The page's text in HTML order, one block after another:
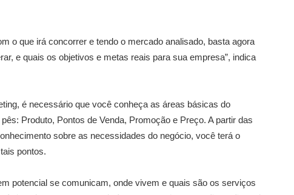
o que irá concorrer e tendo o mercado analisado, basta agora
e quais os objetivos e metas reais para sua empresa”, indica
é necessário que você conheça as áreas básicas do
Produto, Pontos de Venda, Promoção e Preço. A partir das
sobre as necessidades do negócio, você terá o
pontos.
potencial se comunicam, onde vivem e quais são os serviços